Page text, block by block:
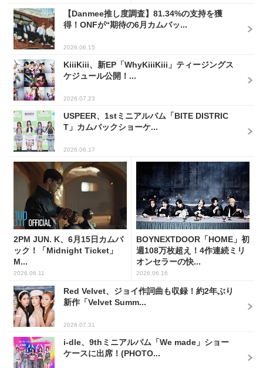
【Danmee推し度調査】81.34%の支持を獲
得！ONFが“期待の6月カムバッ...
2026.06.15
KiiiKiii、新EP「WhyKiiiKiii」ティージングス
ケジュール公開！...
2026.07.23
USPEER、1stミニアルバム「BITE DISTRIC
T」カムバックショーケ...
2026.06.17
2PM JUN. K、6月15日カムバ
ック！「Midnight Ticket」
M...
2026.06.11
BOYNEXTDOOR「HOME」初
週108万枚超え！4作連続ミリ
オンセラーの快...
2026.06.16
Red Velvet、ジョイ作詞曲も収録！約2年ぶり
新作「Velvet Summ...
2026.07.31
i-dle、9thミニアルバム「We made」ショー
ケースに出席！(PHOTO...